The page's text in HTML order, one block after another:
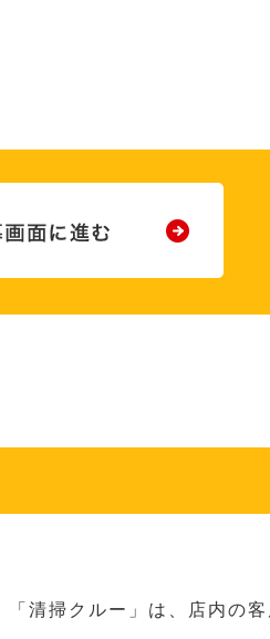
清掃クルー」は、店内の客